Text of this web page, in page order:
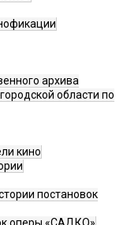
архива
области по
кино
постановок